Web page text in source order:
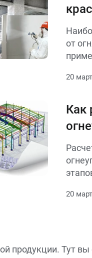
от
20
Как
и
20
продукции. Тут